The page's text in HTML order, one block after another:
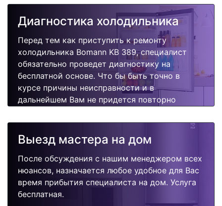
качественно и недорого.
Диагностика холодильника
Перед тем как приступить к ремонту
холодильника Bomann KB 389, специалист
обязательно проведет диагностику на
бесплатной основе. Что бы быть точно в
курсе причины неисправности и в
дальнейшем Вам не придется повторно
поломок.
Выезд мастера на дом
После обсуждения с нашим менеджером всех
нюансов, назначается любое удобное для Вас
время прибытия специалиста на дом. Услуга
бесплатная.